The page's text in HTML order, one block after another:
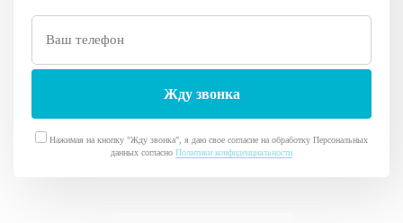
Нажимая на кнопку "Жду звонка", я даю свое согласие на обработку Персональных
данных согласно Политики конфиденциальности